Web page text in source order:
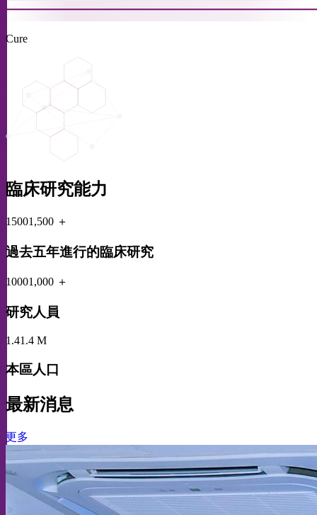
Cure
臨床研究能力
15001,500 ＋
過去五年進行的臨床研究
10001,000 ＋
研究人員
1.41.4 M
本區人口
最新消息
更多